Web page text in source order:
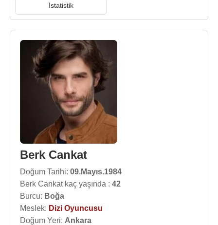
İstatistik
Berk Cankat
Doğum Tarihi: 09.Mayıs.1984
Berk Cankat kaç yaşında : 42
Burcu: Boğa
Meslek: Dizi Oyuncusu
Doğum Yeri: Ankara